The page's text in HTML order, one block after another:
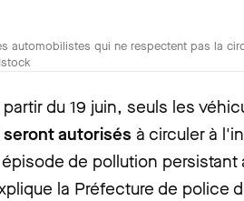
automobilistes qui ne respectent pas la
partir du 19 juin, seuls les
seront autorisés à circuler à
épisode de pollution persistant
la Préfecture de police